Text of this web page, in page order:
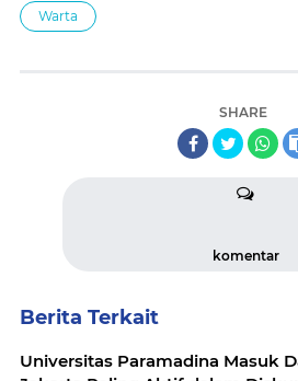
Warta
SHARE
komentar
Berita Terkait
Universitas Paramadina Masuk